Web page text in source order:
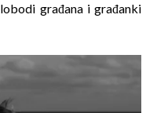
građana i građanki